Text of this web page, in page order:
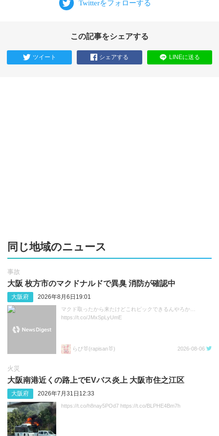
この記事をシェアする
ツイート シェアする LINEに送る
同じ地域のニュース
事故
大阪 枚方市のマクドナルドで異臭 消防が確認中
大阪府 2026年8月6日19:01
マクド取ったから来たけどこれピックできるんやろか…
https://t.co/JMxSpLyUmE
らぴ🐰(rapisan🐰) 2026-08-06
火災
大阪南港近くの路上でEVバス炎上 大阪市住之江区
大阪府 2026年7月31日12:33
https://t.co/h8nay5POd7 https://t.co/BLPHE4Bm7h